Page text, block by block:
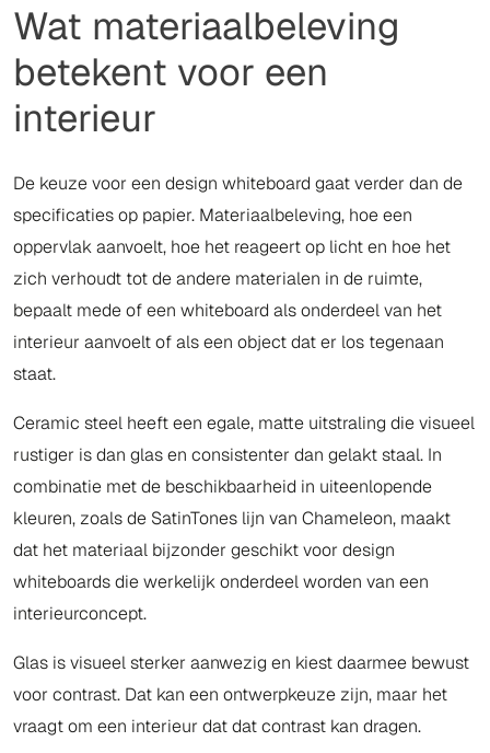
Wat materiaalbeleving
betekent voor een
interieur
De keuze voor een design whiteboard gaat verder dan de
specificaties op papier. Materiaalbeleving, hoe een
oppervlak aanvoelt, hoe het reageert op licht en hoe het
zich verhoudt tot de andere materialen in de ruimte,
bepaalt mede of een whiteboard als onderdeel van het
interieur aanvoelt of als een object dat er los tegenaan
staat.
Ceramic steel heeft een egale, matte uitstraling die visueel
rustiger is dan glas en consistenter dan gelakt staal. In
combinatie met de beschikbaarheid in uiteenlopende
kleuren, zoals de SatinTones lijn van Chameleon, maakt
dat het materiaal bijzonder geschikt voor design
whiteboards die werkelijk onderdeel worden van een
interieurconcept.
Glas is visueel sterker aanwezig en kiest daarmee bewust
voor contrast. Dat kan een ontwerpkeuze zijn, maar het
vraagt om een interieur dat dat contrast kan dragen.